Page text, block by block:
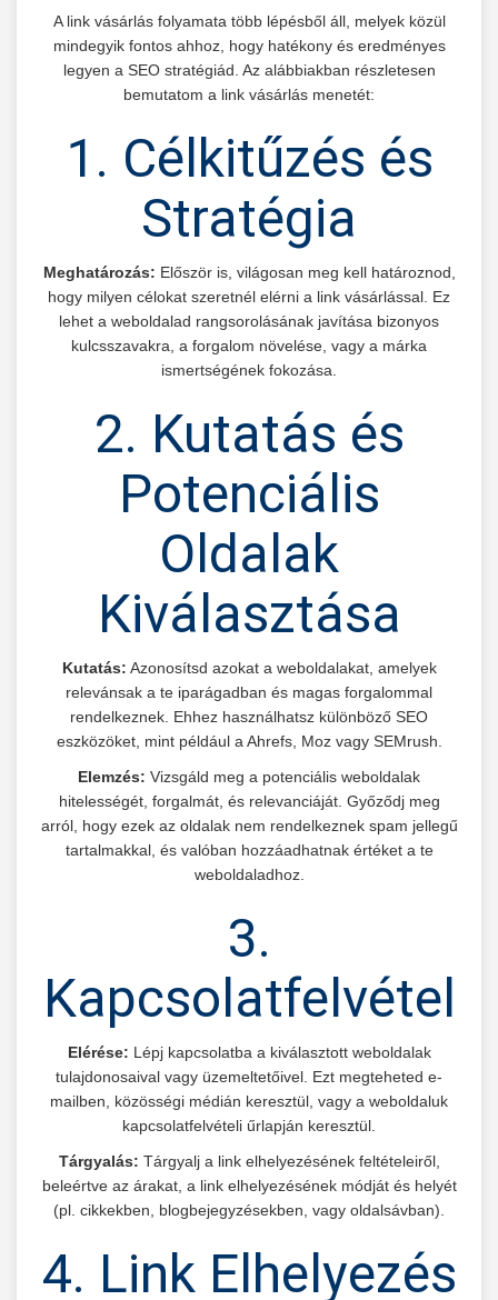
A link vásárlás folyamata több lépésből áll, melyek közül
mindegyik fontos ahhoz, hogy hatékony és eredményes
legyen a SEO stratégiád. Az alábbiakban részletesen
bemutatom a link vásárlás menetét:
1. Célkitűzés és
Stratégia
Meghatározás: Először is, világosan meg kell határoznod,
hogy milyen célokat szeretnél elérni a link vásárlással. Ez
lehet a weboldalad rangsorolásának javítása bizonyos
kulcsszavakra, a forgalom növelése, vagy a márka
ismertségének fokozása.
2. Kutatás és
Potenciális
Oldalak
Kiválasztása
Kutatás: Azonosítsd azokat a weboldalakat, amelyek
relevánsak a te iparágadban és magas forgalommal
rendelkeznek. Ehhez használhatsz különböző SEO
eszközöket, mint például a Ahrefs, Moz vagy SEMrush.
Elemzés: Vizsgáld meg a potenciális weboldalak
hitelességét, forgalmát, és relevanciáját. Győződj meg
arról, hogy ezek az oldalak nem rendelkeznek spam jellegű
tartalmakkal, és valóban hozzáadhatnak értéket a te
weboldaladhoz.
3.
Kapcsolatfelvétel
Elérése: Lépj kapcsolatba a kiválasztott weboldalak
tulajdonosaival vagy üzemeltetőivel. Ezt megteheted e-
mailben, közösségi médián keresztül, vagy a weboldaluk
kapcsolatfelvételi űrlapján keresztül.
Tárgyalás: Tárgyalj a link elhelyezésének feltételeiről,
beleértve az árakat, a link elhelyezésének módját és helyét
(pl. cikkekben, blogbejegyzésekben, vagy oldalsávban).
4. Link Elhelyezés